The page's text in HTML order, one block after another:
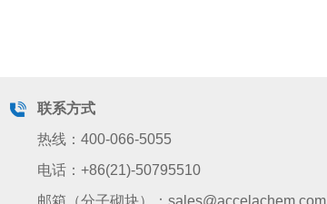
联系方式
热线：400-066-5055
电话：+86(21)-50795510
邮箱（分子砌块）：sales@accelachem.com